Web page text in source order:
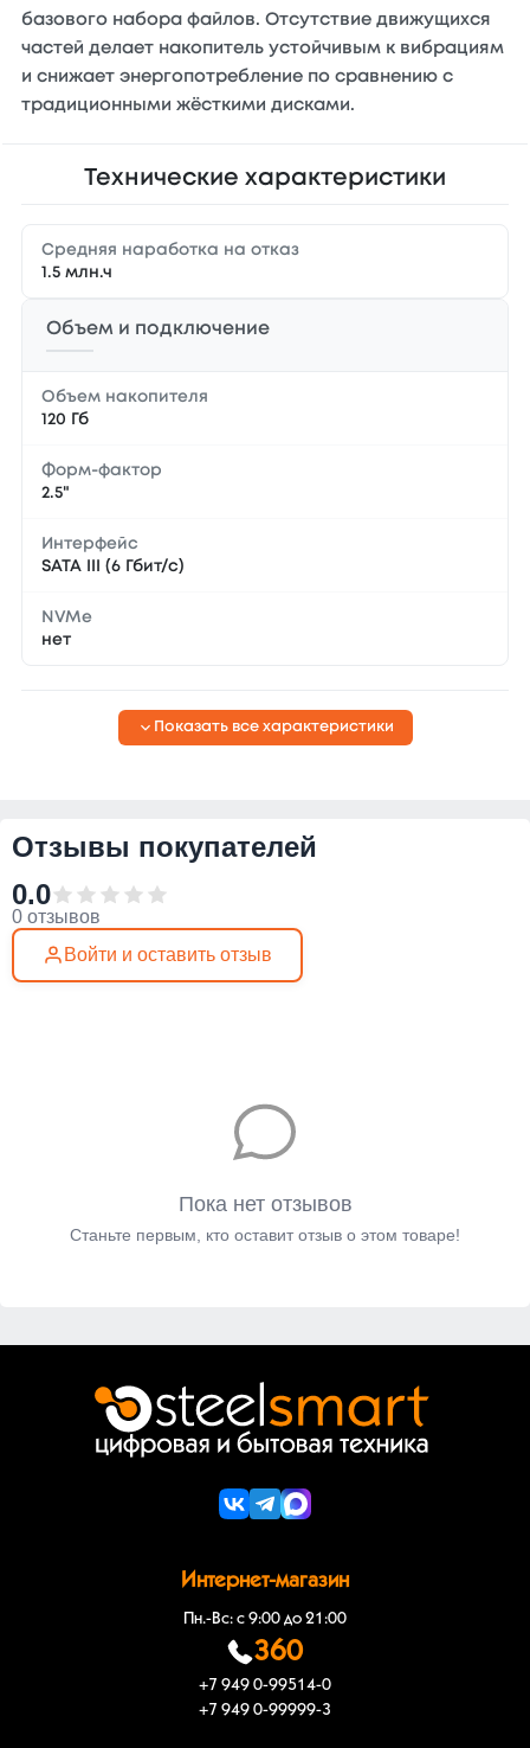
базового набора файлов. Отсутствие движущихся
частей делает накопитель устойчивым к вибрациям
и снижает энергопотребление по сравнению с
традиционными жёсткими дисками.
Технические характеристики
Средняя наработка на отказ
1.5 млн.ч
Объем и подключение
Объем накопителя
120 Гб
Форм-фактор
2.5"
Интерфейс
SATA III (6 Гбит/с)
NVMe
нет
Показать все характеристики
Отзывы покупателей
0.0
0 отзывов
Войти и оставить отзыв
Пока нет отзывов
Станьте первым, кто оставит отзыв о этом товаре!
Интернет-магазин
Пн.-Вс: с 9:00 до 21:00
360
+7 949 0-99514-0
+7 949 0-99999-3